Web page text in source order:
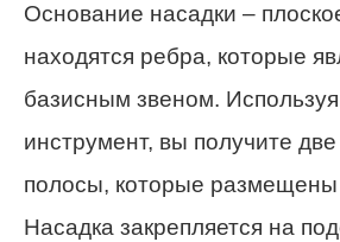
Основание насадки –
находятся ребра, которые
базисным звеном. Используя
инструмент, вы получите
полосы, которые размещены
Насадка закрепляется на